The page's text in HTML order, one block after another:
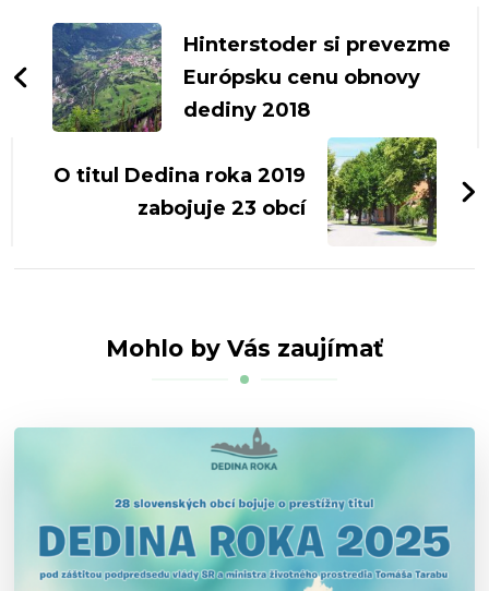
NavigationHinterstoder si prevezme
Európsku cenu obnovy
dediny 2018
O titul Dedina roka 2019
zabojuje 23 obcí
Mohlo by Vás zaujímať